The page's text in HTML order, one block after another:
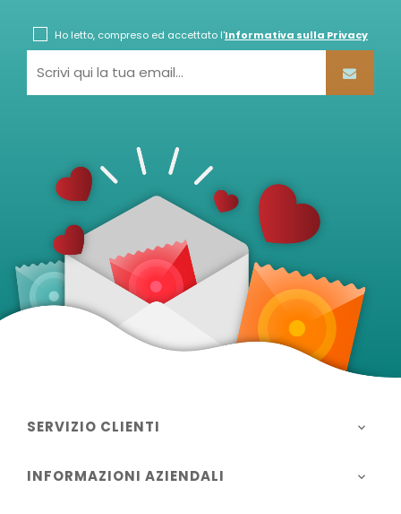
Ho letto, compreso ed accettato l'Informativa sulla Privacy
SERVIZIO CLIENTI 
INFORMAZIONI AZIENDALI 